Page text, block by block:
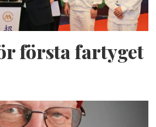
första fartyget